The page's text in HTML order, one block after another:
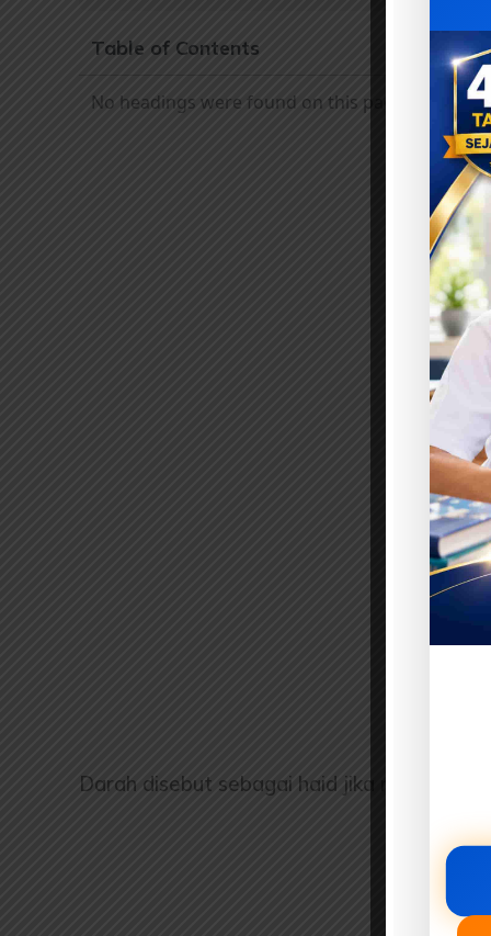
Table of Contents
No headings were found on this page.
Darah disebut sebagai haid jika memiliki